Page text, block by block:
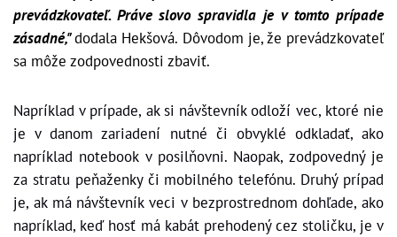
prevádzkovateľ. Práve slovo spravidla je v tomto prípade
zásadné,"dodala Hekšová. Dôvodom je, že prevádzkovateľ
sa môže zodpovednosti zbaviť.
Napríklad v prípade, ak si návštevník odloží vec, ktoré nie
je v danom zariadení nutné či obvyklé odkladať, ako
napríklad notebook v posilňovni. Naopak, zodpovedný je
za stratu peňaženky či mobilného telefónu. Druhý prípad
je, ak má návštevník veci v bezprostrednom dohľade, ako
napríklad, keď hosť má kabát prehodený cez stoličku, je v